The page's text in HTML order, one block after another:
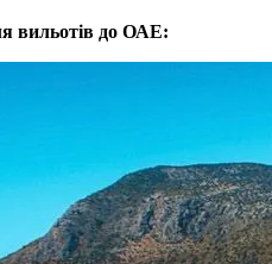
вильотів до ОАЕ: